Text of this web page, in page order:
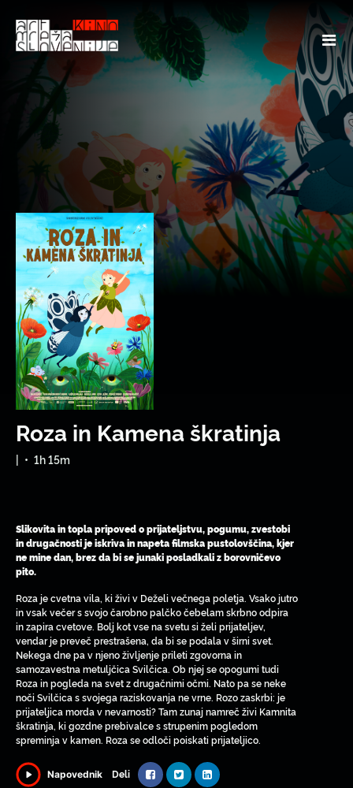
Roza in Kamena škratinja
| • 1h 15m
Slikovita in topla pripoved o prijateljstvu, pogumu, zvestobi
in drugačnosti je iskriva in napeta filmska pustolovščina, kjer
ne mine dan, brez da bi se junaki posladkali z borovničevo
pito.
Roza je cvetna vila, ki živi v Deželi večnega poletja. Vsako jutro
in vsak večer s svojo čarobno palčko čebelam skrbno odpira
in zapira cvetove. Bolj kot vse na svetu si želi prijateljev,
vendar je preveč prestrašena, da bi se podala v širni svet.
Nekega dne pa v njeno življenje prileti zgovorna in
samozavestna metuljčica Svilčica. Ob njej se opogumi tudi
Roza in pogleda na svet z drugačnimi očmi. Nato pa se neke
noči Svilčica s svojega raziskovanja ne vrne. Rozo zaskrbi: je
prijateljica morda v nevarnosti? Tam zunaj namreč živi Kamnita
škratinja, ki gozdne prebivalce s strupenim pogledom
spreminja v kamen. Roza se odloči poiskati prijateljico.
Napovednik Deli